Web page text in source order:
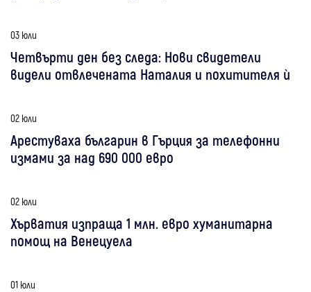
03 юли
Четвърти ден без следа: Нови свидетели
видели отвлечената Наталия и похитителя ѝ
02 юли
Арестуваха българин в Гърция за телефонни
измами за над 690 000 евро
02 юли
Хърватия изпраща 1 млн. евро хуманитарна
помощ на Венецуела
01 юли